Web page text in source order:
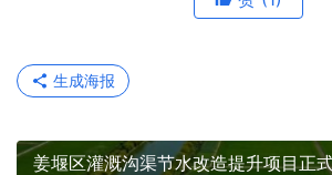
生成海报
姜堰区灌溉沟渠节水改造提升项目正